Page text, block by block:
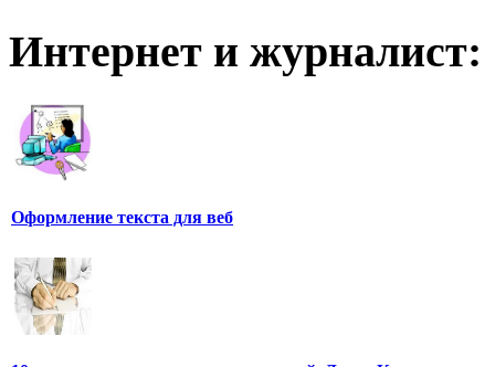
Интернет и журналист:
Оформление текста для веб